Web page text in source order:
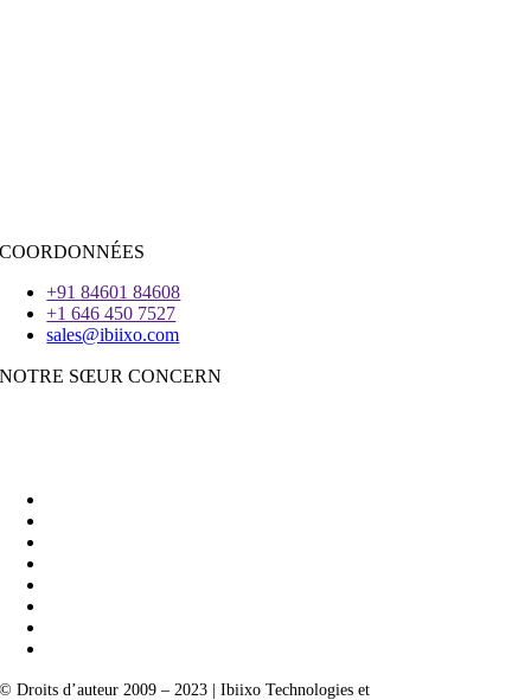
COORDONNÉES
+91 84601 84608
+1 646 450 7527
sales@ibiixo.com
NOTRE SŒUR CONCERN
© Droits d’auteur 2009 – 2023 | Ibiixo Technologies et